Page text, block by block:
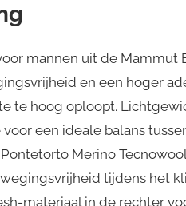
mannen uit de
en een hoger
te hoog oploopt.
een ideale balans
Merino
tijdens het
materiaal in de rechter